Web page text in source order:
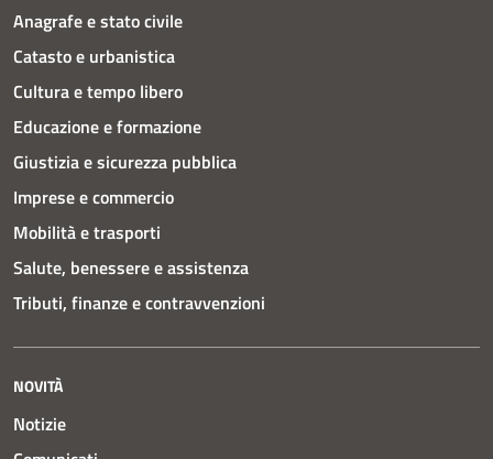
Anagrafe e stato civile
Catasto e urbanistica
Cultura e tempo libero
Educazione e formazione
Giustizia e sicurezza pubblica
Imprese e commercio
Mobilità e trasporti
Salute, benessere e assistenza
Tributi, finanze e contravvenzioni
NOVITÀ
Notizie